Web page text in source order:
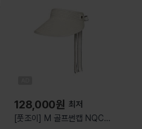
128,000원 최저
[풋조이] M 골프썬캡 NQC